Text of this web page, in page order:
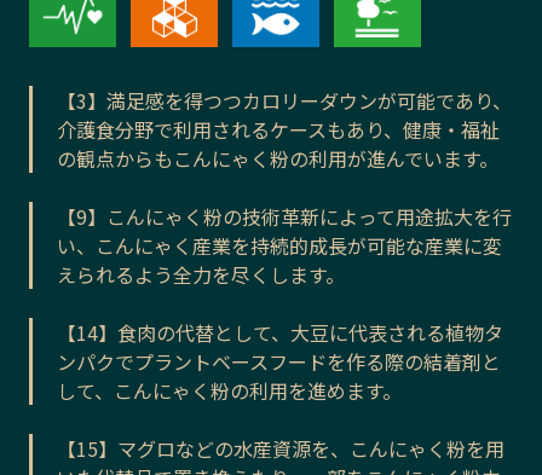
【3】満足感を得つつカロリーダウンが可能であり、
介護食分野で利用されるケースもあり、健康・福祉
の観点からもこんにゃく粉の利用が進んでいます。
【9】こんにゃく粉の技術革新によって用途拡大を行
い、こんにゃく産業を持続的成長が可能な産業に変
えられるよう全力を尽くします。
【14】食肉の代替として、大豆に代表される植物タ
ンパクでプラントベースフードを作る際の結着剤と
して、こんにゃく粉の利用を進めます。
【15】マグロなどの水産資源を、こんにゃく粉を用